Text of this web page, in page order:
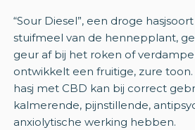
“Sour Diesel”, een droge
stuifmeel van de hennepplant,
geur af bij het roken of
ontwikkelt een fruitige, zure
hasj met CBD kan bij correct
kalmerende, pijnstillende,
anxiolytische werking hebben.